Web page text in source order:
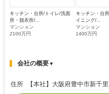
キッチン・台所/トイレ/洗面
所・脱衣所/...
マンション
2100万円
キッチン・台
イニング/...
マンション
1400万円
会社の概要▼
住所 【本社】大阪府豊中市新千